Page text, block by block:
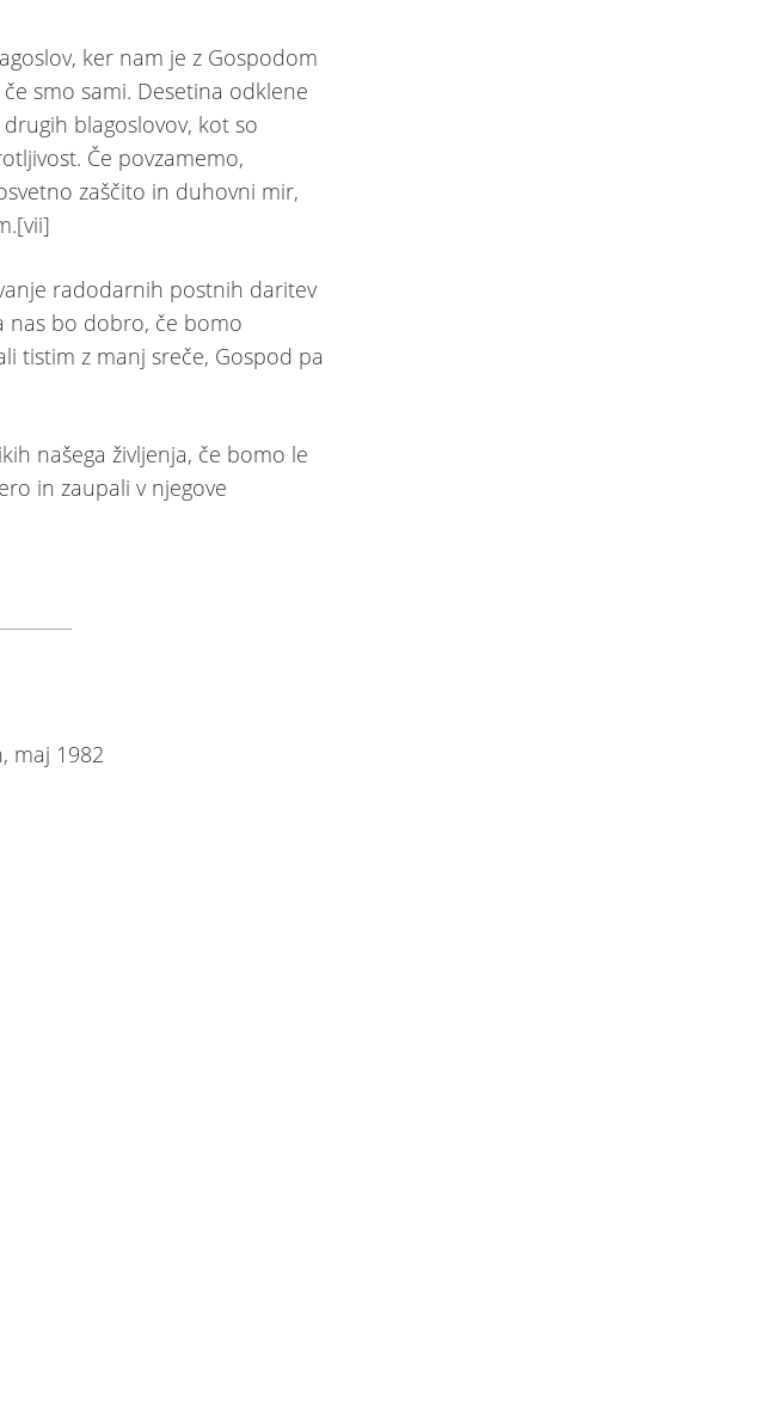
ker nam je z Gospodom
smo sami. Desetina odklene
blagoslovov, kot so
Če povzamemo,
zaščito in duhovni mir,
radodarnih postnih daritev
nas bo dobro, če bomo
tistim z manj sreče, Gospod pa
našega življenja, če bomo le
in zaupali v njegove
maj 1982